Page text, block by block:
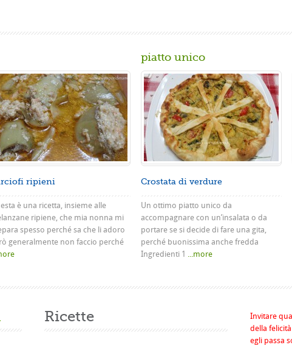
ripieni
è una ricetta, insieme alle
ripiene, che mia nonna mi
spesso perché sa che li adoro
generalmente non faccio perché
piatto unico
Crostata di verdure
Un ottimo piatto unico da
accompagnare con un’insalata o da
portare se si decide di fare una gita,
perché buonissima anche fredda
Ingredienti 1 ...more
Ricette
Invitare
della
egli passa